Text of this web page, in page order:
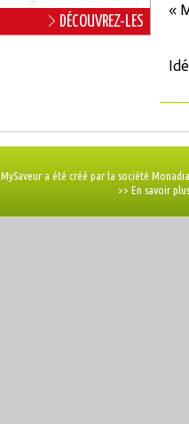
DÉCOUVREZ-LES
«
MySaveur a été créé par la société Monadia
>> En savoir plus